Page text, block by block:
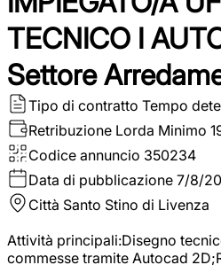
TECNICO I
Settore
Tipo di contratto Tempo
Retribuzione Lorda Minimo
Codice annuncio 350234
Data di pubblicazione 7/8/
Città Santo Stino di Livenza
Attività principali:Disegno
commesse tramite Autocad